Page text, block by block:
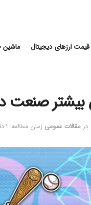
قیمت ارزهای دیجیتال ماشین
صنعت
در مقالات عمومی زمان مطالعه: ۱ دقیقه